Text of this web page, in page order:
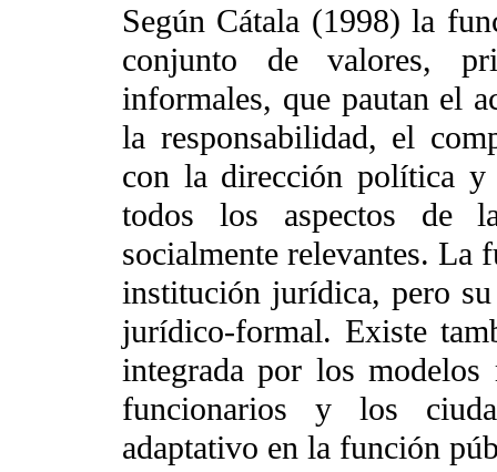
Según Cátala (1998) la
conjunto de valores,
informales, que pautan el
la responsabilidad, el
con la dirección política y
todos los aspectos de
socialmente relevantes. La
institución jurídica, pero
jurídico-formal. Existe
integrada por los
funcionarios y los
adaptativo en la función